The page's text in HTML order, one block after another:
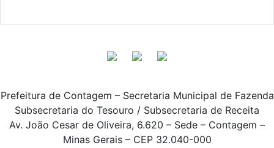
Prefeitura de Contagem – Secretaria Municipal de Fazenda
Subsecretaria do Tesouro / Subsecretaria de Receita
Av. João Cesar de Oliveira, 6.620 – Sede – Contagem –
Minas Gerais – CEP 32.040-000